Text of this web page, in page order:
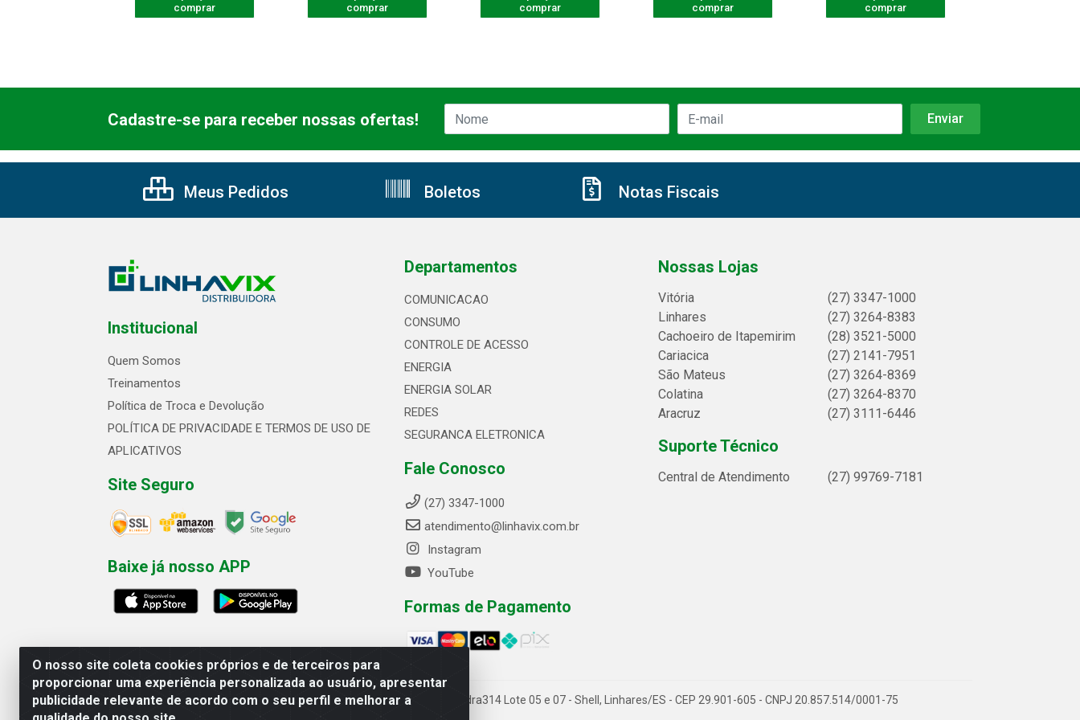
comprar
comprar
comprar
comprar
comprar
O nosso site coleta cookies próprios e de terceiros para
proporcionar uma experiência personalizada ao usuário, apresentar
publicidade relevante de acordo com o seu perfil e melhorar a
Cadastre-se para receber nossas ofertas!
Meus Pedidos Boletos Notas Fiscais
Institucional
Quem Somos
Treinamentos
Política de Troca e Devolução
POLÍTICA DE PRIVACIDADE E TERMOS DE USO DE
APLICATIVOS
Site Seguro
Baixe já nosso APP
Departamentos
COMUNICACAO
CONSUMO
CONTROLE DE ACESSO
ENERGIA
ENERGIA SOLAR
REDES
SEGURANCA ELETRONICA
Fale Conosco
(27) 3347-1000
atendimento@linhavix.com.br
Instagram
YouTube
Formas de Pagamento
Nossas Lojas
Vitória
(27) 3347-1000
Linhares
(27) 3264-8383
Cachoeiro de Itapemirim
(28) 3521-5000
Cariacica
(27) 2141-7951
São Mateus
(27) 3264-8369
Colatina
(27) 3264-8370
Aracruz
(27) 3111-6446
Suporte Técnico
Central de Atendimento (27) 99769-7181
Linhavix Distribuidora LTDA - Avenida Alegre, 2521 - Quadra314 Lote 05 e 07 - Shell, Linhares/ES - CEP 29.901-605 - CNPJ 20.857.514/0001-75